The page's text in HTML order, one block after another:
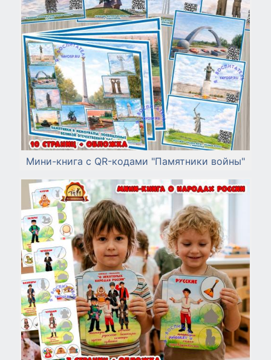
Мини-книга с QR-кодами "Памятники войны"